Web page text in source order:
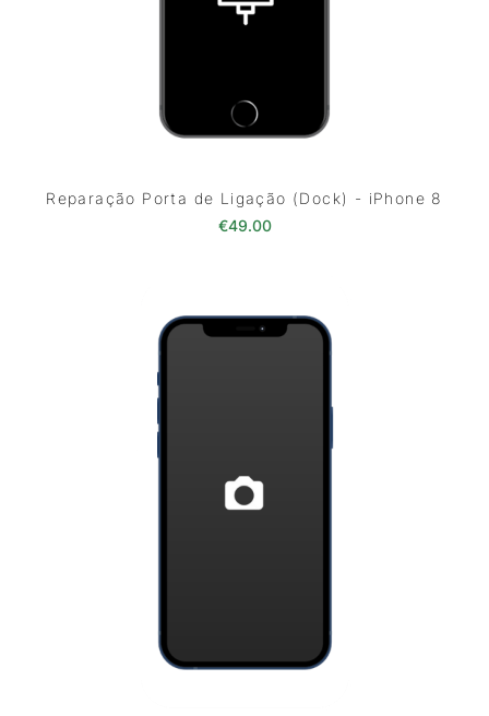
Reparação Porta de Ligação (Dock) - iPhone 8
€49.00